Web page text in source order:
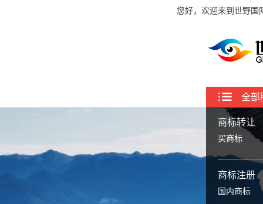
您好，欢迎来到世野国
全部
商标转让
买商标
商标注册
国内商标